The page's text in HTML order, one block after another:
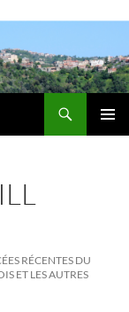
RÉCENTES DU
ET LES AUTRES